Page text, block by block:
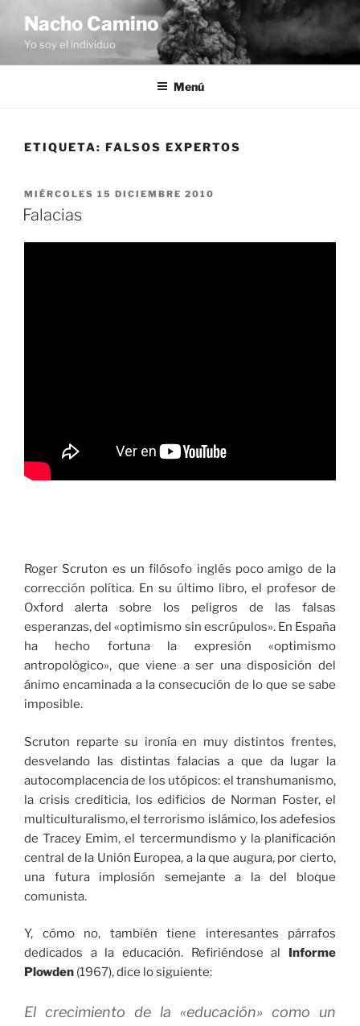
contenido
Nacho Camino
Yo soy el individuo
Menú
ETIQUETA: FALSOS EXPERTOS
PUBLICADO
EL
MIÉRCOLES 15 DICIEMBRE 2010
Falacias
Roger Scruton es un filósofo inglés poco amigo de la
corrección política. En su último libro, el profesor de
Oxford alerta sobre los peligros de las falsas
esperanzas, del «optimismo sin escrúpulos». En España
ha hecho fortuna la expresión «optimismo
antropológico», que viene a ser una disposición del
ánimo encaminada a la consecución de lo que se sabe
imposible.
Scruton reparte su ironía en muy distintos frentes,
desvelando las distintas falacias a que da lugar la
autocomplacencia de los utópicos: el transhumanismo,
la crisis crediticia, los edificios de Norman Foster, el
multiculturalismo, el terrorismo islámico, los adefesios
de Tracey Emim, el tercermundismo y la planificación
central de la Unión Europea, a la que augura, por cierto,
una futura implosión semejante a la del bloque
comunista.
Y, cómo no, también tiene interesantes párrafos
dedicados a la educación. Refiriéndose al Informe
Plowden (1967), dice lo siguiente:
El crecimiento de la «educación» como un